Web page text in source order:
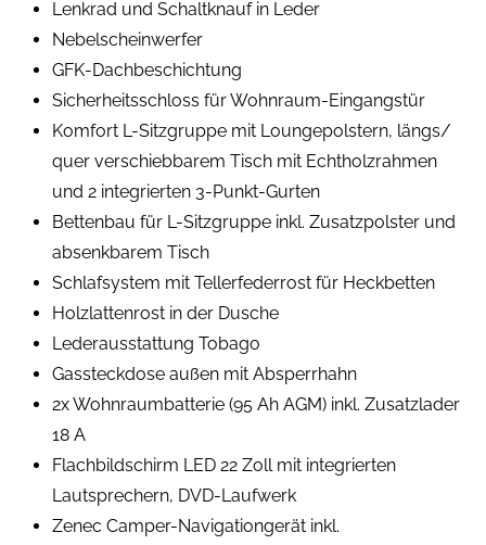
Lenkrad und Schaltknauf in Leder
Nebelscheinwerfer
GFK-Dachbeschichtung
Sicherheitsschloss für Wohnraum-Eingangstür
Komfort L-Sitzgruppe mit Loungepolstern, längs/
quer verschiebbarem Tisch mit Echtholzrahmen
und 2 integrierten 3-Punkt-Gurten
Bettenbau für L-Sitzgruppe inkl. Zusatzpolster und
absenkbarem Tisch
Schlafsystem mit Tellerfederrost für Heckbetten
Holzlattenrost in der Dusche
Lederausstattung Tobago
Gassteckdose außen mit Absperrhahn
2x Wohnraumbatterie (95 Ah AGM) inkl. Zusatzlader
18 A
Flachbildschirm LED 22 Zoll mit integrierten
Lautsprechern, DVD-Laufwerk
Zenec Camper-Navigationgerät inkl.